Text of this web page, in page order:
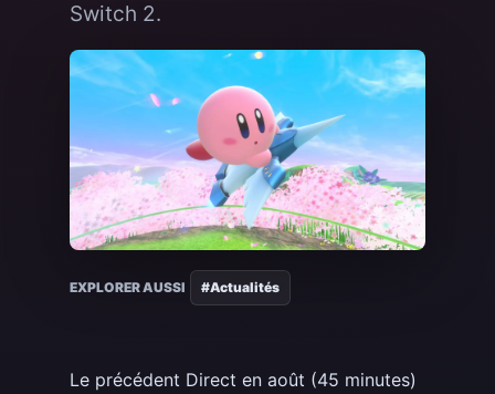
Switch 2.
EXPLORER AUSSI #Actualités
Le précédent Direct en août (45 minutes)